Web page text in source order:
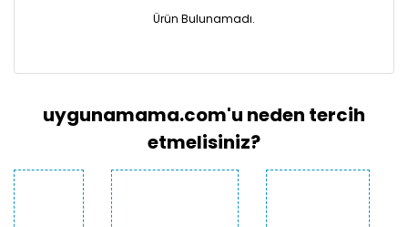
Ürün Bulunamadı.
uygunamama.com'u neden tercih
etmelisiniz?